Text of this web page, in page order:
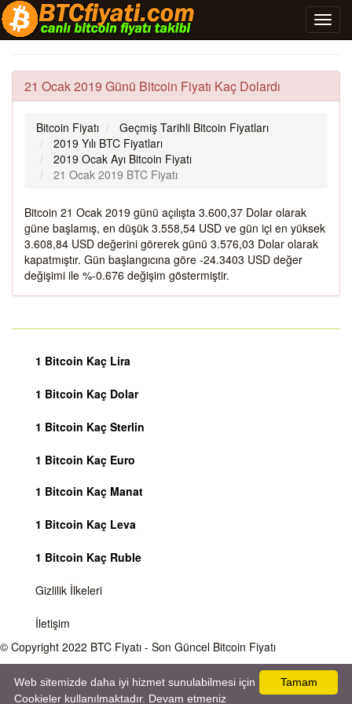
21 Ocak 2019 Günü Bitcoin Fiyatı Kaç Dolardı
Bitcoin Fiyatı
Geçmiş Tarihli Bitcoin Fiyatları
2019 Yılı BTC Fiyatları
2019 Ocak Ayı Bitcoin Fiyatı
21 Ocak 2019 BTC Fiyatı
Bitcoin 21 Ocak 2019 günü açılışta 3.600,37 Dolar olarak
güne başlamış, en düşük 3.558,54 USD ve gün içi en yüksek
3.608,84 USD değerini görerek günü 3.576,03 Dolar olarak
kapatmıştır. Gün başlangıcına göre -24.3403 USD değer
değişimi ile %-0.676 değişim göstermiştir.
1 Bitcoin Kaç Lira
1 Bitcoin Kaç Dolar
1 Bitcoin Kaç Sterlin
1 Bitcoin Kaç Euro
1 Bitcoin Kaç Manat
1 Bitcoin Kaç Leva
1 Bitcoin Kaç Ruble
Gizlilik İlkeleri
İletişim
© Copyright 2022 BTC Fiyatı - Son Güncel Bitcoin Fiyatı
Bitcoin fiyatı sürekli olarak değişmektedir, 7 gün 24 saat kripto para piyasaları
aktiftir. Sitemiz sadece bilgilendirme amacı gütmektedir, herhangi bir kripto paraya
Tamam
Web sitemizde daha iyi hizmet sunulabilmesi için
Cookieler kullanılmaktadır. Devam etmeniz